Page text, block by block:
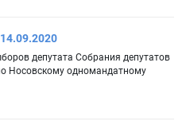
депутата Собрания депутатов
Носовскому одномандатному